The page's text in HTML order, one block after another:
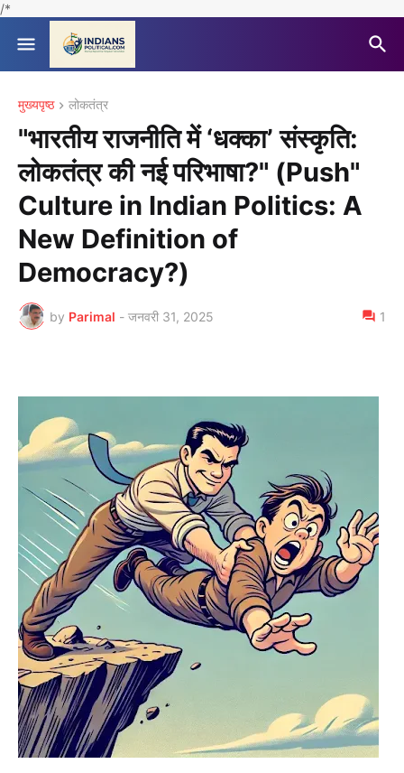
/*
मुख्यपृष्ठ लोकतंत्र
"भारतीय राजनीति में ‘धक्का’ संस्कृति:
लोकतंत्र की नई परिभाषा?" (Push"
Culture in Indian Politics: A
New Definition of
Democracy?)
by Parimal - जनवरी 31, 2025 1